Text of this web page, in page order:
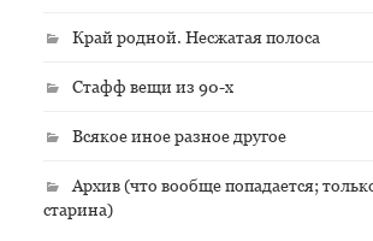
Край родной. Несжатая полоса
Стафф вещи из 90-х
Всякое иное разное другое
Архив (что вообще попадается;
старина)